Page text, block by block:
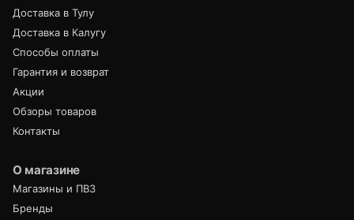
Доставка в Тулу
Доставка в Калугу
Способы оплаты
Гарантия и возврат
Акции
Обзоры товаров
Контакты
О магазине
Магазины и ПВЗ
Бренды